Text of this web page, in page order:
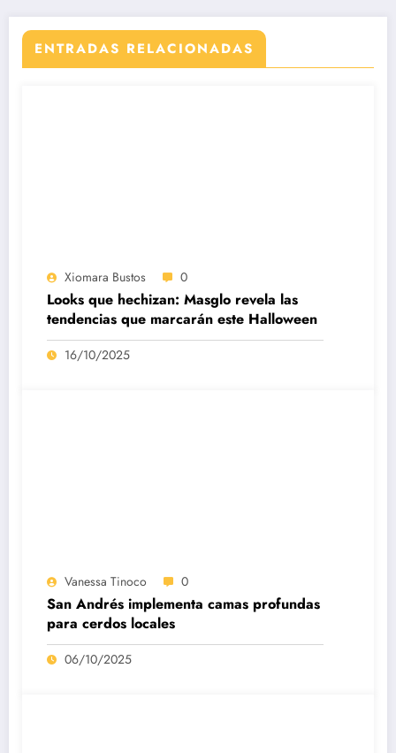
ENTRADAS RELACIONADAS
Xiomara Bustos 0
Looks que hechizan: Masglo revela las
tendencias que marcarán este Halloween
16/10/2025
Vanessa Tinoco 0
San Andrés implementa camas profundas
para cerdos locales
06/10/2025